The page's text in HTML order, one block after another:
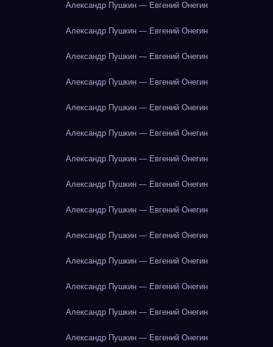
Александр Пушкин — Евгений Онегин
Александр Пушкин — Евгений Онегин
Александр Пушкин — Евгений Онегин
Александр Пушкин — Евгений Онегин
Александр Пушкин — Евгений Онегин
Александр Пушкин — Евгений Онегин
Александр Пушкин — Евгений Онегин
Александр Пушкин — Евгений Онегин
Александр Пушкин — Евгений Онегин
Александр Пушкин — Евгений Онегин
Александр Пушкин — Евгений Онегин
Александр Пушкин — Евгений Онегин
Александр Пушкин — Евгений Онегин
Александр Пушкин — Евгений Онегин